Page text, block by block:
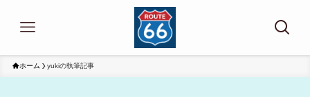
ホーム yukiの執筆記事